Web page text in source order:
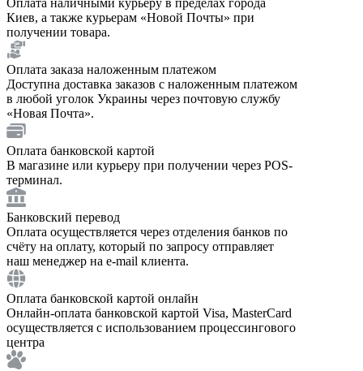
Киев, а также курьерам «Новой Почты» при
получении товара.
Оплата заказа наложенным платежом
Доступна доставка заказов с наложенным платежом
в любой уголок Украины через почтовую службу
«Новая Почта».
Оплата банковской картой
В магазине или курьеру при получении через POS-
терминал.
Банковский перевод
Оплата осуществляется через отделения банков по
счёту на оплату, который по запросу отправляет
наш менеджер на e-mail клиента.
Оплата банковской картой онлайн
Онлайн-оплата банковской картой Visa, MasterCard
осуществляется с использованием процессингового
центра